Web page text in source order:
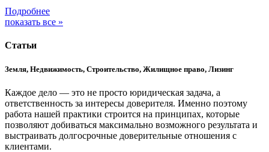
Подробнее
показать все »
Статьи
Земля, Недвижимость, Строительство, Жилищное право, Лизинг
Каждое дело — это не просто юридическая задача, а
ответственность за интересы доверителя. Именно поэтому
работа нашей практики строится на принципах, которые
позволяют добиваться максимально возможного результата и
выстраивать долгосрочные доверительные отношения с
клиентами.